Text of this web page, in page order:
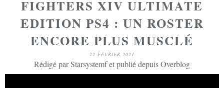
FIGHTERS XIV ULTIMATE
EDITION PS4 : UN ROSTER
ENCORE PLUS MUSCLÉ
22 FÉVRIER 2021
Rédigé par Starsystemf et publié depuis Overblog